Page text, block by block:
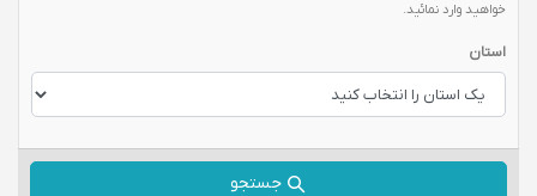
خواهید وارد نمائید.
استان
جستجو